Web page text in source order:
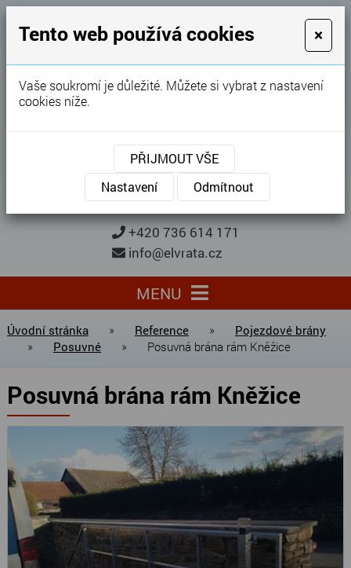
GARÁŽOVÁ VRATA
Karel Procházka
Garážová vrata, brány, ploty ...
Kontaktujte nás
KONTAKTUJTE NÁS
+420 736 614 171
info@elvrata.cz
MENU
Úvodní stránka » Reference »
Pojezdové brány
»
Posuvné » Posuvná brána rám Kněžice
Posuvná brána rám Kněžice
Tento web používá cookies ×
Vaše soukromí je důležité. Můžete si vybrat z nastavení
cookies níže.
PŘIJMOUT VŠE
Nastavení
Odmítnout